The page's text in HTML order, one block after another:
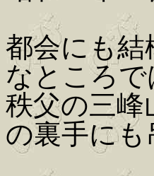
都会にも結
なところ
秩父の三峰
の裏手に